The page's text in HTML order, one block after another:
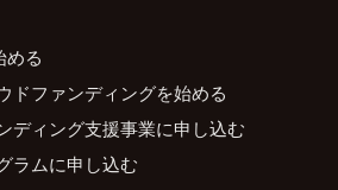
める
ドファンディングを始める
ディング支援事業に申し込む
ラムに申し込む